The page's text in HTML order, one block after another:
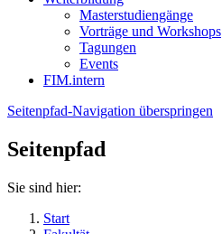
Masterstudiengänge
Vorträge und Workshops
Tagungen
Events
FIM.intern
Seitenpfad-Navigation überspringen
Seitenpfad
Sie sind hier:
Start